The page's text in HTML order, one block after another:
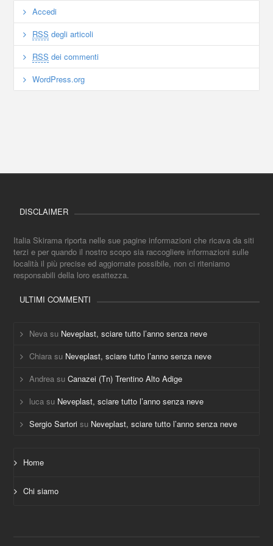
Accedi
RSS degli articoli
RSS dei commenti
WordPress.org
DISCLAIMER
Italia Skirama riporta nelle sue pagine informazioni che ricava da siti
terzi e per quando il nostro scopo sia raccogliere informazioni sulle
località il più precise ed aggiornate possibile, non ci riteniamo
responsabili della loro esattezza.
ULTIMI COMMENTI
Neva su Neveplast, sciare tutto l’anno senza neve
Chiara su Neveplast, sciare tutto l’anno senza neve
Andrea suCanazei (Tn) Trentino Alto Adige
luca su Neveplast, sciare tutto l’anno senza neve
Sergio Sartori su Neveplast, sciare tutto l’anno senza neve
Home
Chi siamo